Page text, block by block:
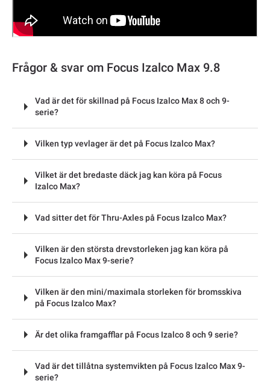
Frågor & svar om Focus Izalco Max 9.8
Vad är det för skillnad på Focus Izalco Max 8 och 9-
serie?
Vilken typ vevlager är det på Focus Izalco Max?
Vilket är det bredaste däck jag kan köra på Focus
Izalco Max?
Vad sitter det för Thru-Axles på Focus Izalco Max?
Vilken är den största drevstorleken jag kan köra på
Focus Izalco Max 9-serie?
Vilken är den mini/maximala storleken för bromsskiva
på Focus Izalco Max?
Är det olika framgafflar på Focus Izalco 8 och 9 serie?
Vad är det tillåtna systemvikten på Focus Izalco Max 9-
serie?